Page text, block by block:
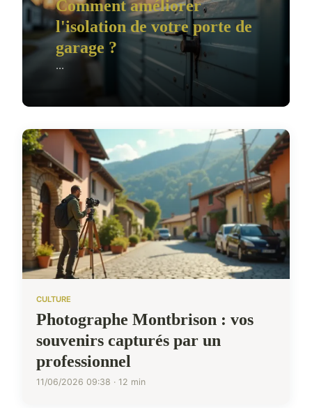
Comment améliorer
l'isolation de votre porte de
garage ?
...
CULTURE
Photographe Montbrison : vos
souvenirs capturés par un
professionnel
11/06/2026 09:38 · 12 min